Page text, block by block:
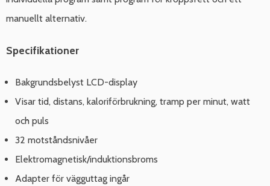
manuellt alternativ.
Specifikationer
Bakgrundsbelyst LCD-display
Visar tid, distans, kaloriförbrukning, tramp per minut, watt
och puls
32 motståndsnivåer
Elektromagnetisk/induktionsbroms
Adapter för vägguttag ingår